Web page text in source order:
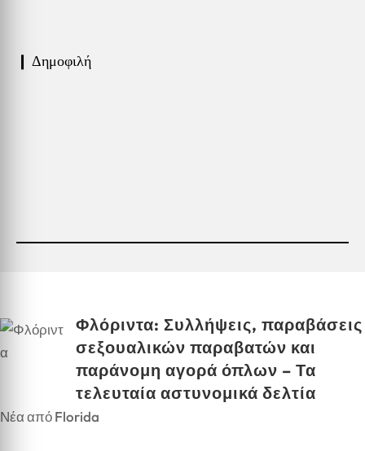
❙ Δημοφιλή
Φλόριντα: Συλλήψεις, παραβάσεις
σεξουαλικών παραβατών και
παράνομη αγορά όπλων – Τα
τελευταία αστυνομικά δελτία
Νέα από Florida